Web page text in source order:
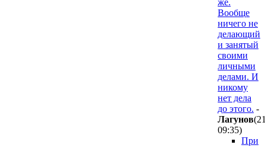
Вообще
ничего не
делающий
и занятый
своими
личными
делами. И
никому
нет дела
до этого. -
Лaгyнoв
09:35)
При